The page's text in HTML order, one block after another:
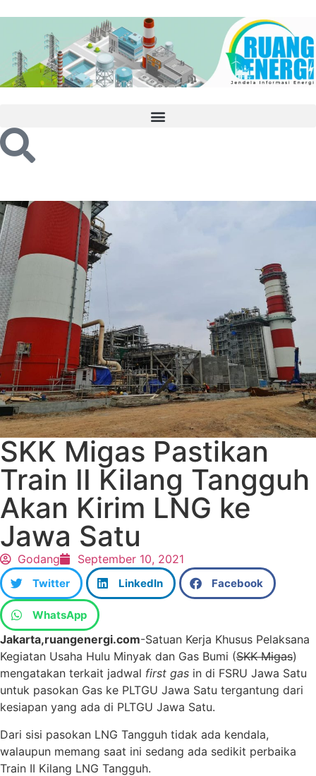
SKK Migas Pastikan
Train II Kilang Tangguh
Akan Kirim LNG ke
Jawa Satu
Godang September 10, 2021
Twitter LinkedIn Facebook
WhatsApp
Jakarta,ruangenergi.com-Satuan Kerja Khusus Pelaksana
Kegiatan Usaha Hulu Minyak dan Gas Bumi (SKK Migas)
mengatakan terkait jadwal first gas in di FSRU Jawa Satu
untuk pasokan Gas ke PLTGU Jawa Satu tergantung dari
kesiapan yang ada di PLTGU Jawa Satu.
Dari sisi pasokan LNG Tangguh tidak ada kendala,
walaupun memang saat ini sedang ada sedikit perbaika
Train II Kilang LNG Tangguh.